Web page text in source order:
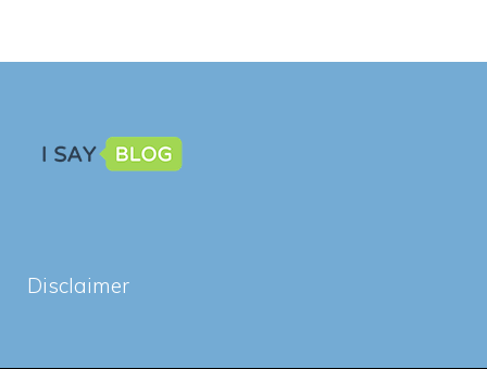
Disclaimer